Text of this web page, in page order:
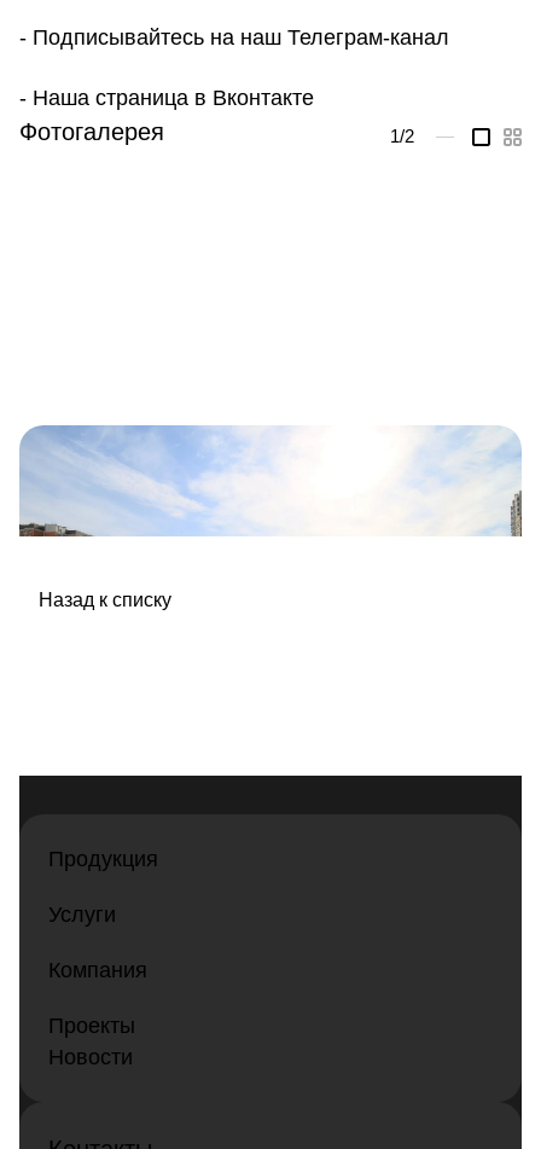
- Подписывайтесь на наш Телеграм-канал
- Наша страница в Вконтакте
Фотогалерея 1/2 —
Назад к списку
Продукция
Услуги
Компания
Проекты
Новости